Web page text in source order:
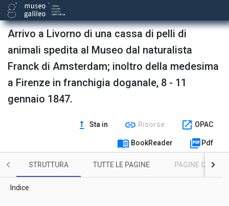
Arrivo a Livorno di una cassa di pelli di
animali spedita al Museo dal naturalista
Franck di Amsterdam; inoltro della medesima
a Firenze in franchigia doganale, 8 - 11
gennaio 1847.
upgrade Sta in link Risorse open_in_new OPAC
menu_book BookReader picture_as_pdf Pdf
STRUTTURA TUTTE LE PAGINE PAGINE CON
Indice